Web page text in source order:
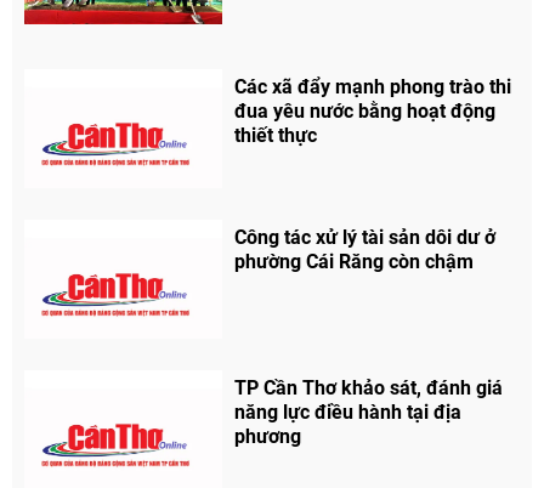
Các xã đẩy mạnh phong trào thi
đua yêu nước bằng hoạt động
thiết thực
Công tác xử lý tài sản dôi dư ở
phường Cái Răng còn chậm
TP Cần Thơ khảo sát, đánh giá
năng lực điều hành tại địa
phương